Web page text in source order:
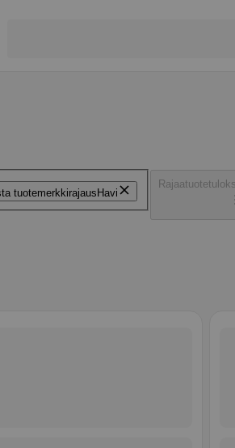
tuotemerkkirajaus Havi
Rajaa